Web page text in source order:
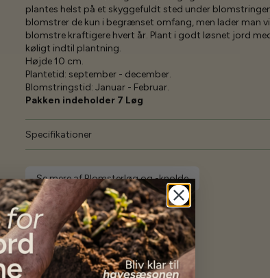
plantes helst på et skyggefuldt sted under
blomstrer de kun i begrænset omfang, men lader man
blomstre kraftigere hvert år. Plant i godt løsnet jord
køligt indtil plantning.
Højde 10 cm.
Plantetid: september - december.
Blomstringstid: Januar - Februar.
Pakken indeholder 7 Løg
Specifikationer
Se mere af Blomsterløg og -knolde
siger...